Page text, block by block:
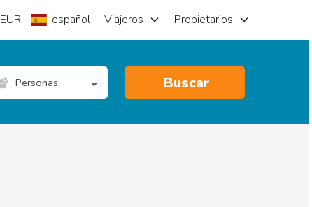
EUR español Viajeros Propietarios
Personas Buscar